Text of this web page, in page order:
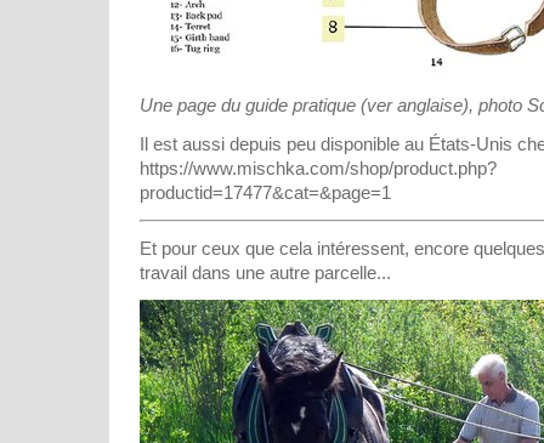
Une page du guide pratique (ver anglaise), photo
Il est aussi depuis peu disponible au États-Unis
https://www.mischka.com/shop/product.php?
productid=17477&cat=&page=1
Et pour ceux que cela intéressent, encore
travail dans une autre parcelle...